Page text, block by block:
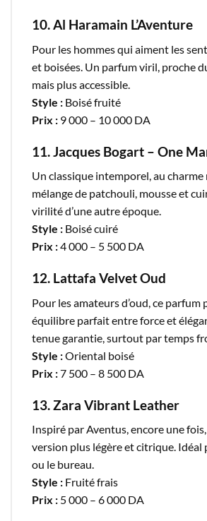
10. Al Haramain L’Aventure
Pour les hommes qui aiment les
et boisées. Un parfum viril, proche
mais plus accessible.
Style : Boisé fruité
Prix : 9 000 – 10 000 DA
11. Jacques Bogart – One
Un classique intemporel, au charme
mélange de patchouli, mousse et
virilité d’une autre époque.
Style : Boisé cuiré
Prix :4 000 – 5 500 DA
12. Lattafa Velvet Oud
Pour les amateurs d’oud, ce parfum
équilibre parfait entre force et
tenue garantie, surtout par temps
Style :Oriental boisé
Prix :7 500 – 8 500 DA
13. Zara Vibrant Leather
Inspiré par Aventus, encore une
version plus légère et citrique. Idéal
ou le bureau.
Style : Fruité frais
Prix : 5 000 – 6 000 DA